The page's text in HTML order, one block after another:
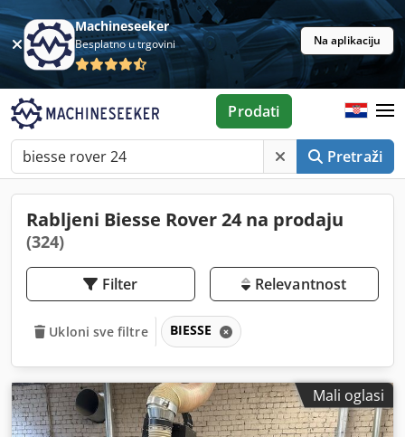
Machineseeker
Besplatno u trgovini Na aplikaciju
Pretraži
Prodati
Rabljeni Biesse Rover 24 na prodaju
(324)
Filter Relevantnost
Ukloni sve filtre BIESSE
Mali oglasi